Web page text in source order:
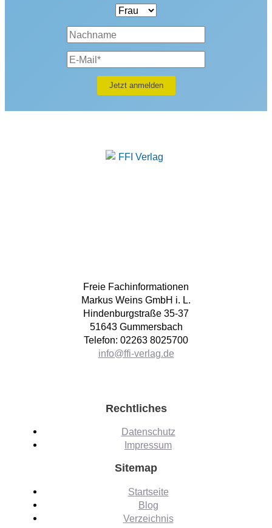
Freie Fachinformationen
Markus Weins GmbH i. L.
Hindenburgstraße 35-37
51643 Gummersbach
Telefon: 02263 8025700
info@ffi-verlag.de
Rechtliches
Datenschutz
Impressum
Sitemap
Startseite
Blog
Verzeichnis